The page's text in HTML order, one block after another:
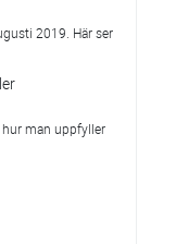
2019. Här ser
man uppfyller